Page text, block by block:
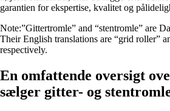
garantien for ekspertise, kvalitet og
Note:”Gittertromle” and “stentromle” are
Their English translations are “grid roller”
respectively.
En omfattende oversigt
sælger gitter- og